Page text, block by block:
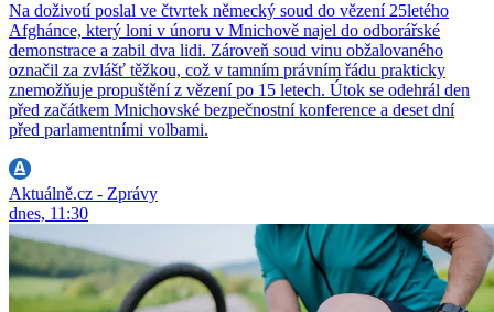
Na doživotí poslal ve čtvrtek německý soud do vězení 25letého
Afghánce, který loni v únoru v Mnichově najel do odborářské
demonstrace a zabil dva lidi. Zároveň soud vinu obžalovaného
označil za zvlášť těžkou, což v tamním právním řádu prakticky
znemožňuje propuštění z vězení po 15 letech. Útok se odehrál den
před začátkem Mnichovské bezpečnostní konference a deset dní
před parlamentními volbami.
Aktuálně.cz - Zprávy
dnes, 11:30